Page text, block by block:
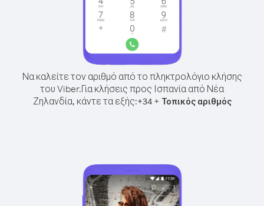
Να καλείτε τον αριθμό από το πληκτρολόγιο κλήσης
του Viber.Για κλήσεις προς Ισπανία από Νέα
Ζηλανδία, κάντε τα εξής:+34+ Τοπικός αριθμός